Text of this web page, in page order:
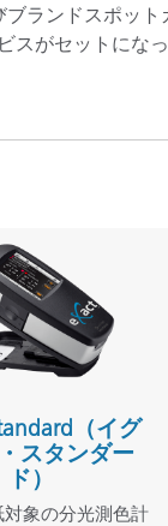
ランドスポッ
がセットになっ
（イグ
スタンダー
ド）
象の分光測色計